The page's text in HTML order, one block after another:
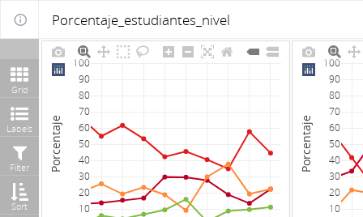
Porcentaje_estudiantes_nivel
Grid
Labels
Filter
Sort 10
20
30
40
50
60
70
80
90
100
Porcentaje
10
20
30
40
50
60
70
80
90
100
Porcentaje